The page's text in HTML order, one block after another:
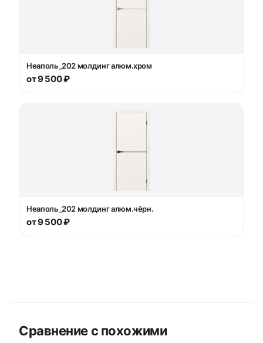
Неаполь_202 молдинг алюм.хром
от 9 500 ₽
Неаполь_202 молдинг алюм.чёрн.
от 9 500 ₽
Сравнение с похожими